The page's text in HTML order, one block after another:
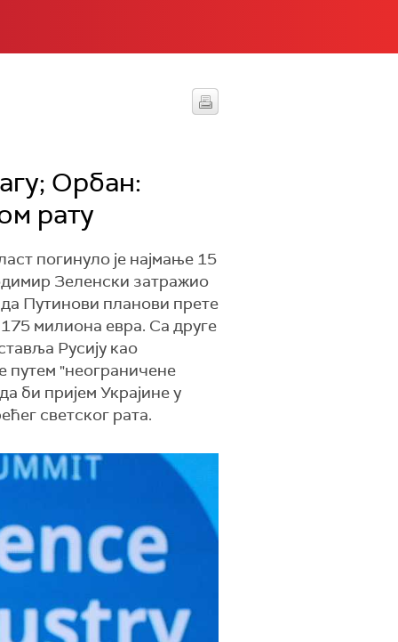
Орбан:
рату
погинуло је најмање 15
Зеленски затражио
Путинови планови прете
175 милиона евра. Са друге
Русију као
путем "неограничене
би пријем Украјине у
светског рата.